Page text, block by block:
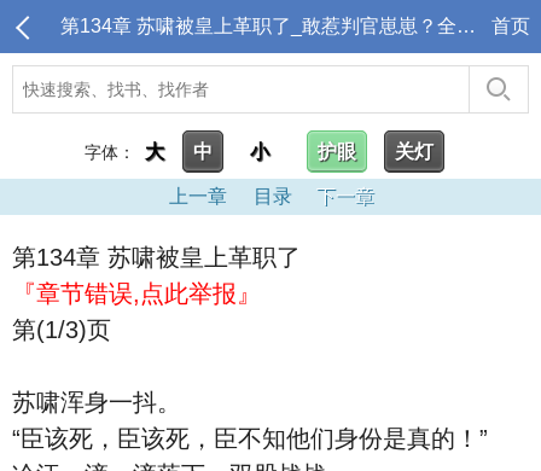
第134章 苏啸被皇上革职了_敢惹判官崽崽？全都收拾下地府吧 首页
字体： 大 中 小 护眼 关灯
上一章 目录 下一章
第134章 苏啸被皇上革职了
『章节错误,点此举报』
第(1/3)页
苏啸浑身一抖。
“臣该死，臣该死，臣不知他们身份是真的！”